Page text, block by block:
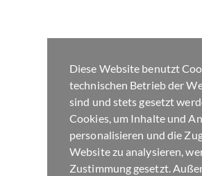
Diese Website benutzt
technischen Betrieb der
sind und stets gesetzt
Cookies, um Inhalte und
personalisieren und die
Website zu analysieren,
Zustimmung gesetzt.